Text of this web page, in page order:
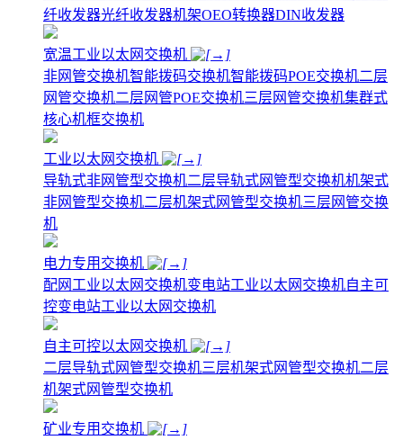
纤收发器光纤收发器机架OEO转换器DIN收发器
宽温工业以太网交换机
非网管交换机智能拨码交换机智能拨码POE交换机二层
网管交换机二层网管POE交换机三层网管交换机集群式
核心机框交换机
工业以太网交换机
导轨式非网管型交换机二层导轨式网管型交换机机架式
非网管型交换机二层机架式网管型交换机三层网管交换
机
电力专用交换机
配网工业以太网交换机变电站工业以太网交换机自主可
控变电站工业以太网交换机
自主可控以太网交换机
二层导轨式网管型交换机三层机架式网管型交换机二层
机架式网管型交换机
矿业专用交换机